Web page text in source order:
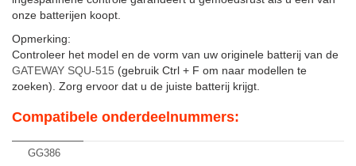
onze batterijen koopt.
Opmerking:
Controleer het model en de vorm van uw originele batterij van de
GATEWAY SQU-515 (gebruik Ctrl + F om naar modellen te
zoeken). Zorg ervoor dat u de juiste batterij krijgt.
Compatibele onderdeelnummers:
GG386